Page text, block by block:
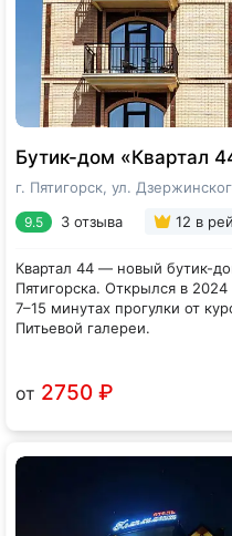
Бутик-дом «Квартал
г. Пятигорск, ул.
9.5 3 отзыва 12 в
Квартал 44 — новый бутик-
Пятигорска. Открылся в
7–15 минутах прогулки от
Питьевой галереи.
Апартаменты оформлены в
всем необходимым для
или Queen size,
плита для приготовления
панорамными видами
В доме есть общая бытовая
Питание: в апартаментах
приготовить завтрак, обед,
количество магазинов,
Бутик-дом «Квартал 44»
от 2750 ₽